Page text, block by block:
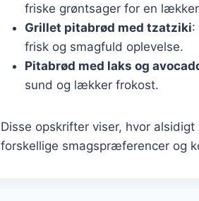
friske grøntsager for en
Grillet pitabrød med tzatziki:
frisk og smagfuld oplevelse.
Pitabrød med laks og
sund og lækker frokost.
Disse opskrifter viser, hvor
forskellige smagspræferencer og